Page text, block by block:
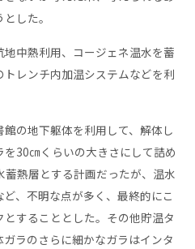
した。
中熱利用、コージェネ温水を蓄
レンチ内加温システムなどを利
の地下躯体を利用して、解体し
30㎝くらいの大きさにして詰め
蓄熱層とする計画だったが、温水
、不明な点が多く、最終的にこ
することとした。その他貯温タ
ラのさらに細かなガラはインタ